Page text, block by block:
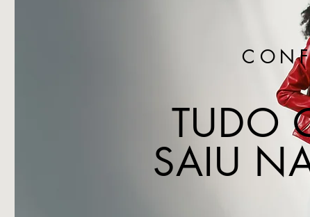
TUDO
SAIU